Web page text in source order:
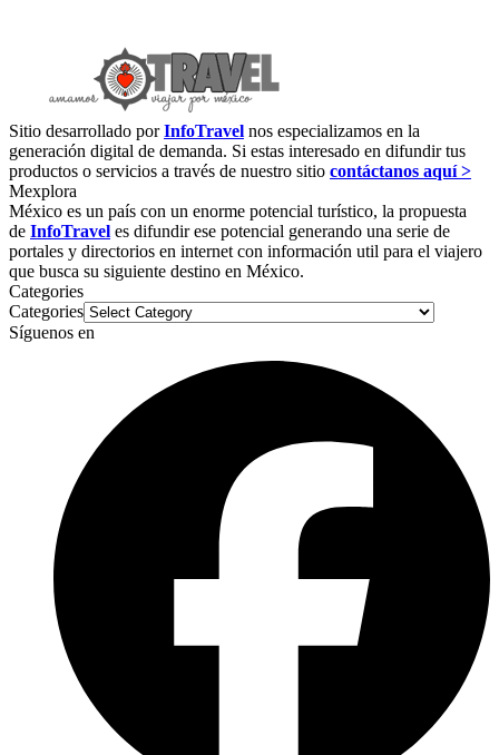
Sitio desarrollado porInfoTravel nos especializamos en la
generación digital de demanda. Si estas interesado en difundir tus
productos o servicios a través de nuestro sitio contáctanos aquí >
Mexplora
México es un país con un enorme potencial turístico, la propuesta
de InfoTravel es difundir ese potencial generando una serie de
portales y directorios en internet con información util para el viajero
que busca su siguiente destino en México.
Categories
Categories
Síguenos en